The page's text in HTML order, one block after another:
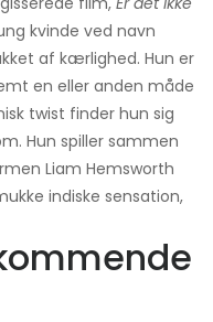
kvinde ved navn
af kærlighed. Hun er
en eller anden måde
twist finder hun sig
Hun spiller sammen
Liam Hemsworth
indiske sensation,